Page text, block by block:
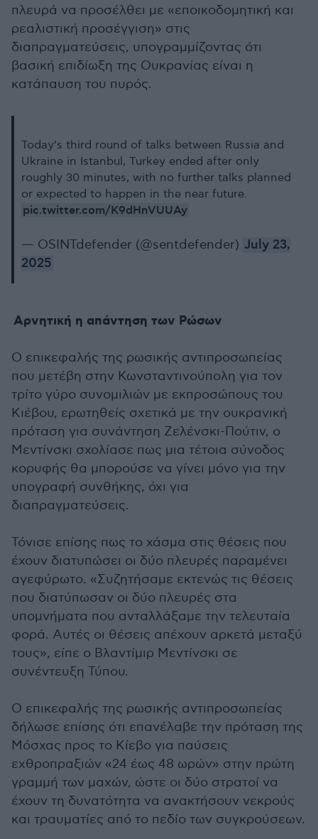
πλευρά να προσέλθει με «εποικοδομητική και
ρεαλιστική προσέγγιση» στις
διαπραγματεύσεις, υπογραμμίζοντας ότι
βασική επιδίωξη της Ουκρανίας είναι η
κατάπαυση του πυρός.
Today’s third round of talks between Russia and
Ukraine in Istanbul, Turkey ended after only
roughly 30 minutes, with no further talks planned
or expected to happen in the near future.
pic.twitter.com/K9dHnVUUAy
— OSINTdefender (@sentdefender) July 23,
2025
Αρνητική η απάντηση των Ρώσων
Ο επικεφαλής της ρωσικής αντιπροσωπείας
που μετέβη στην Κωνσταντινούπολη για τον
τρίτο γύρο συνομιλιών με εκπροσώπους του
Κιέβου, ερωτηθείς σχετικά με την ουκρανική
πρόταση για συνάντηση Ζελένσκι-Πούτιν, ο
Μεντίνσκι σχολίασε πως μια τέτοια σύνοδος
κορυφής θα μπορούσε να γίνει μόνο για την
υπογραφή συνθήκης, όχι για
διαπραγματεύσεις.
Τόνισε επίσης πως το χάσμα στις θέσεις που
έχουν διατυπώσει οι δύο πλευρές παραμένει
αγεφύρωτο. «Συζητήσαμε εκτενώς τις θέσεις
που διατύπωσαν οι δύο πλευρές στα
υπομνήματα που ανταλλάξαμε την τελευταία
φορά. Αυτές οι θέσεις απέχουν αρκετά μεταξύ
τους», είπε ο Βλαντίμιρ Μεντίνσκι σε
συνέντευξη Τύπου.
Ο επικεφαλής της ρωσικής αντιπροσωπείας
δήλωσε επίσης ότι επανέλαβε την πρόταση της
Μόσχας προς το Κίεβο για παύσεις
εχθροπραξιών «24 έως 48 ωρών» στην πρώτη
γραμμή των μαχών, ώστε οι δύο στρατοί να
έχουν τη δυνατότητα να ανακτήσουν νεκρούς
και τραυματίες από το πεδίο των συγκρούσεων.